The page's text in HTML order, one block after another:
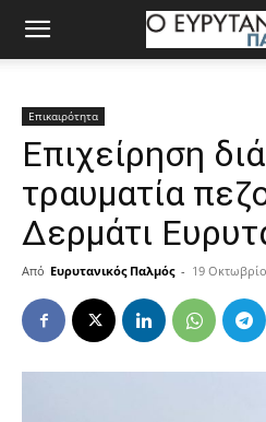
Επικαιρότητα
Επιχείρηση
τραυματία
Δερμάτι
Από Ευρυτανικός Παλμός - 19